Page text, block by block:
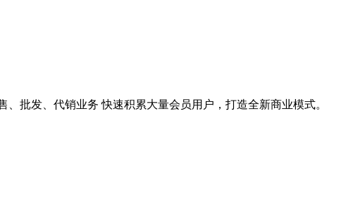
批发、代销业务 快速积累大量会员用户，打造全新商业模式。